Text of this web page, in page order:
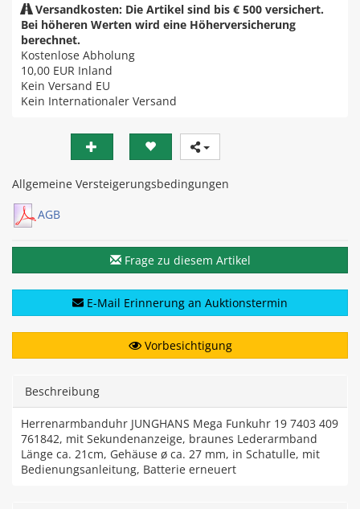
Versandkosten: Die Artikel sind bis € 500 versichert.
Bei höheren Werten wird eine Höherversicherung
berechnet.
Kostenlose Abholung
10,00 EUR Inland
Kein Versand EU
Kein Internationaler Versand
Allgemeine Versteigerungsbedingungen
AGB
Frage zu diesem Artikel
E-Mail Erinnerung an Auktionstermin
Vorbesichtigung
Beschreibung
Herrenarmbanduhr JUNGHANS Mega Funkuhr 19 7403 409
761842, mit Sekundenanzeige, braunes Lederarmband
Länge ca. 21cm, Gehäuse ø ca. 27 mm, in Schatulle, mit
Bedienungsanleitung, Batterie erneuert